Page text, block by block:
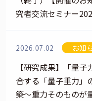
究者交流セミナー
2026.07.02 お知
【研究成果】「量
合する「量子重力」
築～重力そのものが